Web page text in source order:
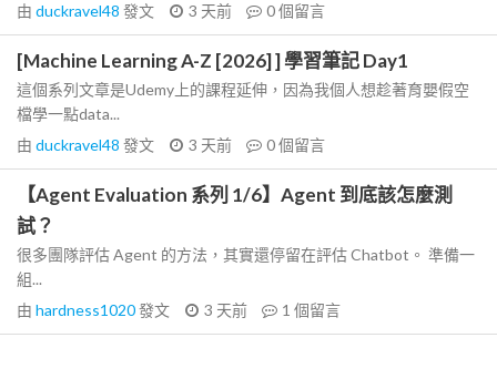
由 duckravel48 發文 3 天前 0個留言
[Machine Learning A-Z [2026] ] 學習筆記 Day1
這個系列文章是Udemy上的課程延伸，因為我個人想趁著育嬰假空
檔學一點data...
由 duckravel48 發文 3 天前 0個留言
【Agent Evaluation 系列 1/6】Agent 到底該怎麼測
試？
很多團隊評估 Agent 的方法，其實還停留在評估 Chatbot。 準備一
組...
由 hardness1020發文 3 天前 1 個留言